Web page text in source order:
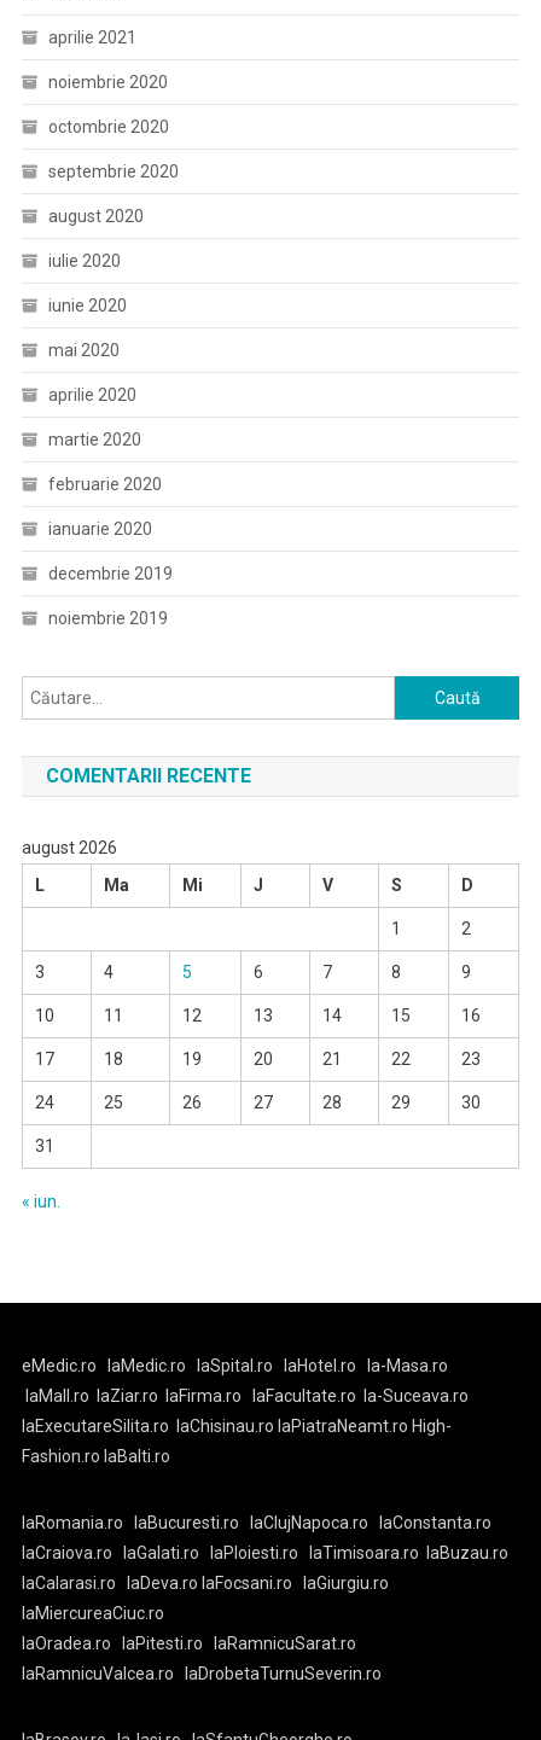
aprilie 2021
noiembrie 2020
octombrie 2020
septembrie 2020
august 2020
iulie 2020
iunie 2020
mai 2020
aprilie 2020
martie 2020
februarie 2020
ianuarie 2020
decembrie 2019
noiembrie 2019
Caută
după:
COMENTARII RECENTE
august 2026
L
Ma Mi J V S D
1 2
3 4 5 6 7 8 9
10 11 12 13 14 15 16
17 18 19 20 21 22 23
24 25 26 27 28 29 30
31
« iun.
eMedic.ro laMedic.ro laSpital.ro laHotel.ro
la-Masa.ro
laMall.ro
laZiar.ro laFirma.ro laFacultate.ro
la-Suceava.ro
laExecutareSilita.ro
laChisinau.ro laPiatraNeamt.ro High-
Fashion.ro laBalti.ro
laRomania.ro laBucuresti.ro laClujNapoca.ro
laConstanta.ro
laCraiova.ro
laGalati.ro laPloiesti.ro laTimisoara.ro
laBuzau.ro
laCalarasi.ro
laDeva.ro laFocsani.ro
laGiurgiu.ro
laMiercureaCiuc.ro
laOradea.ro
laPitesti.ro
laRamnicuSarat.ro
laRamnicuValcea.ro
laDrobetaTurnuSeverin.ro